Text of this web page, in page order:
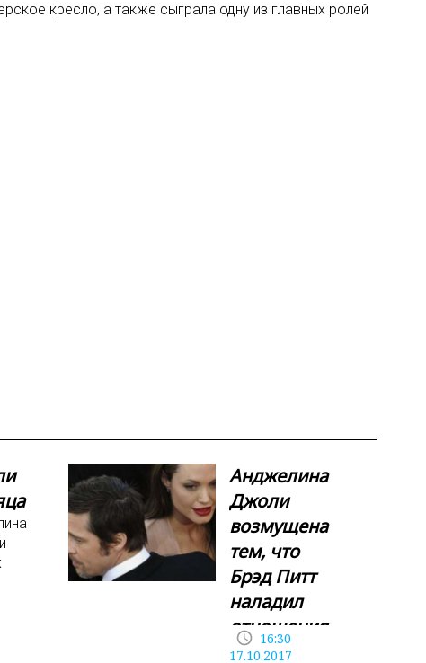
кресло, а также сыграла одну из главных ролей
Анджелина
Джоли
возмущена
тем, что
Брэд Питт
наладил
отношения
с
access_time 16:30
17.10.2017